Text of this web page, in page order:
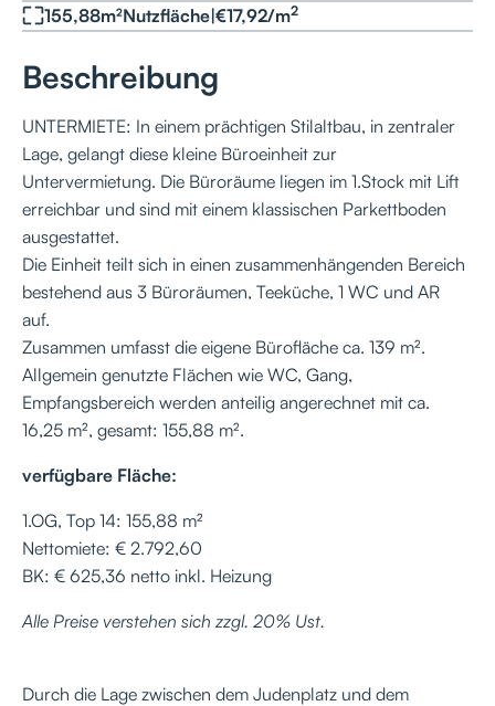
155,88m²Nutzfläche|€17,92/m2
Beschreibung
UNTERMIETE: In einem prächtigen Stilaltbau, in zentraler
Lage, gelangt diese kleine Büroeinheit zur
Untervermietung. Die Büroräume liegen im 1.Stock mit Lift
erreichbar und sind mit einem klassischen Parkettboden
ausgestattet.
Die Einheit teilt sich in einen zusammenhängenden Bereich
bestehend aus 3 Büroräumen, Teeküche, 1 WC und AR
auf.
Zusammen umfasst die eigene Bürofläche ca. 139 m².
Allgemein genutzte Flächen wie WC, Gang,
Empfangsbereich werden anteilig angerechnet mit ca.
16,25 m², gesamt: 155,88 m².
verfügbare Fläche:
1.OG, Top 14: 155,88 m²
Nettomiete: € 2.792,60
BK: € 625,36 netto inkl. Heizung
Alle Preise verstehen sich zzgl. 20% Ust.
Durch die Lage zwischen dem Judenplatz und dem